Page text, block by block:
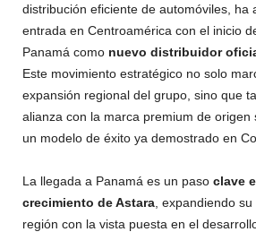
distribución eficiente de automóviles, ha
entrada en Centroamérica con el inicio
Panamá como nuevo distribuidor
Este movimiento estratégico no solo
expansión regional del grupo, sino que
alianza con la marca premium de origen
un modelo de éxito ya demostrado en
La llegada a Panamá es un paso clave
crecimiento de Astara , expandiendo
región con la vista puesta en el